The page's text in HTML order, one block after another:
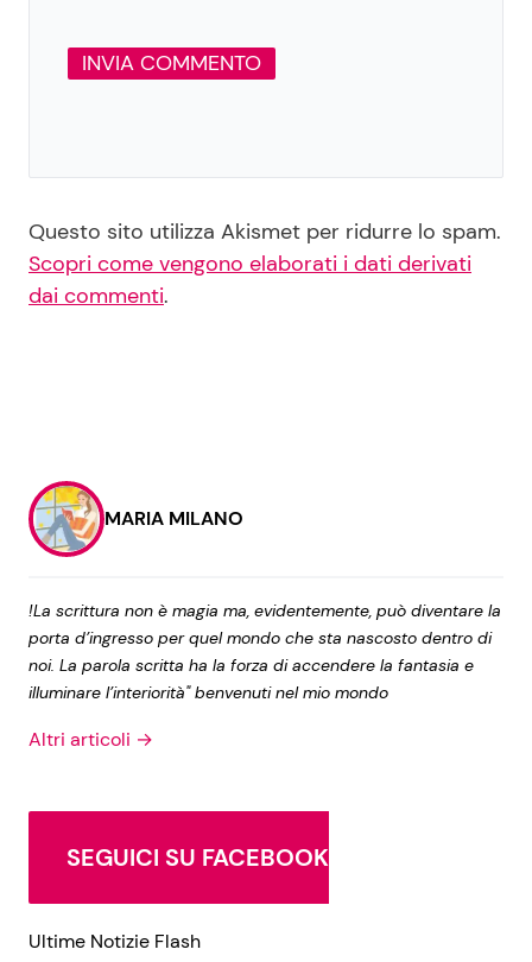
Questo sito utilizza Akismet per ridurre lo spam.
Scopri come vengono elaborati i dati derivati
dai commenti.
MARIA MILANO
!La scrittura non è magia ma, evidentemente, può diventare la
porta d’ingresso per quel mondo che sta nascosto dentro di
noi. La parola scritta ha la forza di accendere la fantasia e
illuminare l’interiorità" benvenuti nel mio mondo
Altri articoli →
SEGUICI SU FACEBOOK
Ultime Notizie Flash